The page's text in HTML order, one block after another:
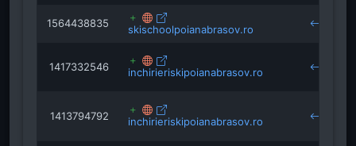
1564438835 skischoolpoianabrasov.ro
1417332546 inchirieriskipoianabrasov.ro
1413794792 inchirieriskipoianabrasov.ro